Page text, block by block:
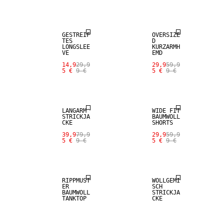
GESTREIF
TES
LONGSLEE
VE
14,9
5 €
29,9
9 €
OVERSIZE
D
KURZARMH
EMD
29,9
5 €
59,9
9 €
LANGARM
STRICKJA
CKE
39,9
5 €
79,9
9 €
WIDE FIT
BAUMWOLL
SHORTS
29,9
5 €
59,9
9 €
RIPPMUST
ER
BAUMWOLL
TANKTOP
WOLLGEMI
SCH
STRICKJA
CKE